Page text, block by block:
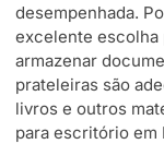
desempenhada.
excelente escolha
armazenar
prateleiras são
livros e outros
para escritório em